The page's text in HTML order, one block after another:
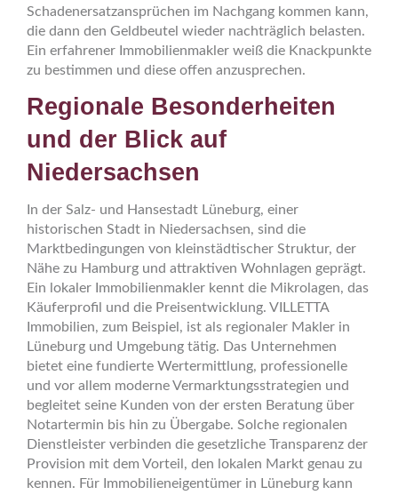
Schadenersatzansprüchen im Nachgang kommen kann,
die dann den Geldbeutel wieder nachträglich belasten.
Ein erfahrener Immobilienmakler weiß die Knackpunkte
zu bestimmen und diese offen anzusprechen.
Regionale Besonderheiten
und der Blick auf
Niedersachsen
In der Salz- und Hansestadt Lüneburg, einer
historischen Stadt in Niedersachsen, sind die
Marktbedingungen von kleinstädtischer Struktur, der
Nähe zu Hamburg und attraktiven Wohnlagen geprägt.
Ein lokaler Immobilienmakler kennt die Mikrolagen, das
Käuferprofil und die Preisentwicklung. VILLETTA
Immobilien, zum Beispiel, ist als regionaler Makler in
Lüneburg und Umgebung tätig. Das Unternehmen
bietet eine fundierte Wertermittlung, professionelle
und vor allem moderne Vermarktungsstrategien und
begleitet seine Kunden von der ersten Beratung über
Notartermin bis hin zu Übergabe. Solche regionalen
Dienstleister verbinden die gesetzliche Transparenz der
Provision mit dem Vorteil, den lokalen Markt genau zu
kennen. Für Immobilieneigentümer in Lüneburg kann